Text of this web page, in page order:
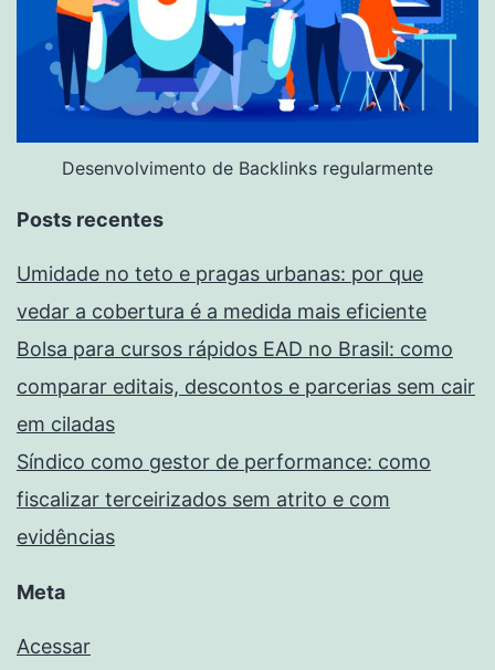
Desenvolvimento de Backlinks regularmente
Posts recentes
Umidade no teto e pragas urbanas: por que
vedar a cobertura é a medida mais eficiente
Bolsa para cursos rápidos EAD no Brasil: como
comparar editais, descontos e parcerias sem cair
em ciladas
Síndico como gestor de performance: como
fiscalizar terceirizados sem atrito e com
evidências
Meta
Acessar